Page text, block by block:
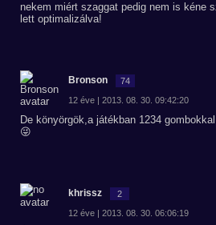
nekem miért szaggat pedig nem is kéne
lett optimalizálva!
Bronson 74
12 éve | 2013. 08. 30. 09:42:20
De könyörgök,a játékban 1234
😜
khrissz 2
12 éve | 2013. 08. 30. 06:06:19